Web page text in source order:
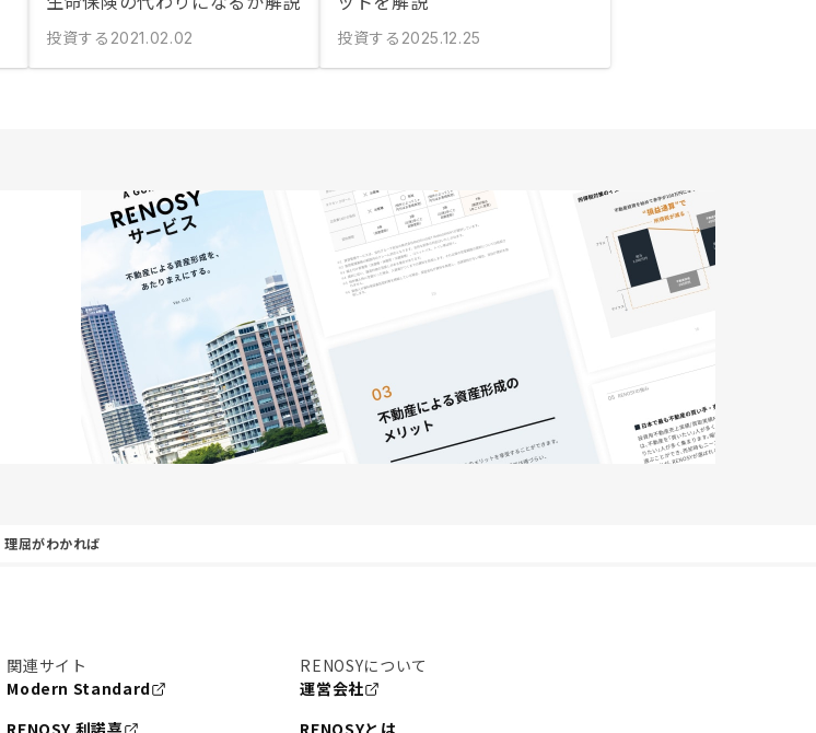
投資する 2021.02.02 投資する 2025.12.25
理屈がわかれば
関連サイト
Modern Standard
RENOSY 利諾喜
RENOSYについて
運営会社
RENOSYとは